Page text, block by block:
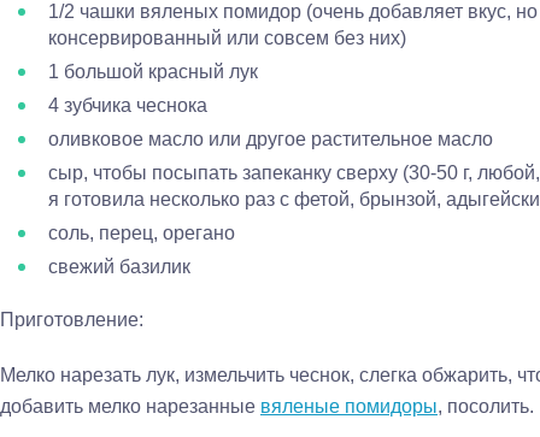
1/2 чашки вяленых помидор (очень добавляет вкус,
консервированный или совсем без них)
1 большой красный лук
4 зубчика чеснока
оливковое масло или другое растительное масло
сыр, чтобы посыпать запеканку сверху (30-50 г,
я готовила несколько раз с фетой, брынзой,
соль, перец, орегано
свежий базилик
Приготовление:
Мелко нарезать лук, измельчить чеснок, слегка обжарить,
добавить мелко нарезанные вяленые помидоры, посолить.